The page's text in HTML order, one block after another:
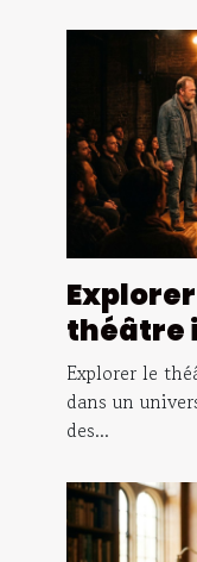
théâtre
dans la
Explorer le
dans un
des...